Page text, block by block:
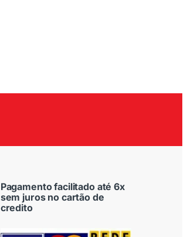
Pagamento facilitado até 6x
sem juros no cartão de
credito